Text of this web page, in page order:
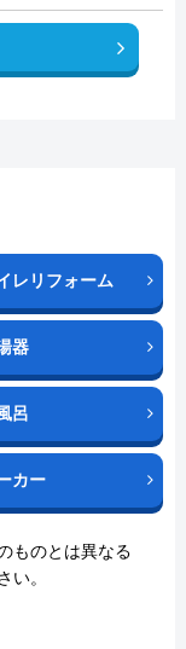
レリフォーム
器
呂
カー
ものとは異なる
い。